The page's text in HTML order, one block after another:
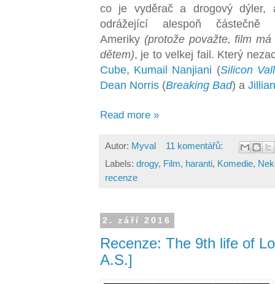
co je vyděrač a drogový
odrážející alespoň částečně
Ameriky (protože považte, film
dětem), je to velkej fail. Který
Cube, Kumail Nanjiani (Silicon
Dean Norris (Breaking Bad) a
Read more »
Autor: Myval
11 komentářů:
Labels: drogy, Film, haranti, Komedie,
recenze
2. září 2016
Recenze: The 9th life of
A.S.]